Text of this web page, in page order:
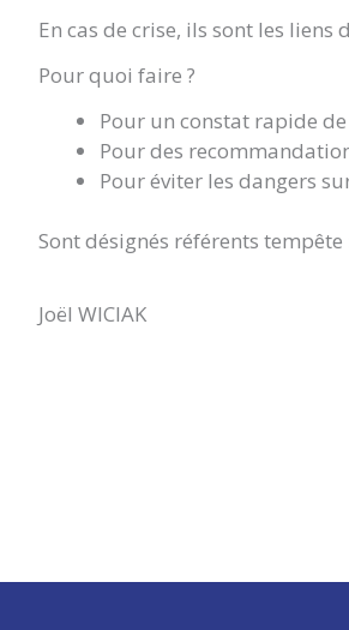
En cas de crise, ils sont les
Pour quoi faire ?
Pour un constat rapide de
Pour des
Pour éviter les dangers
Sont désignés référents tempête
Joël WICIAK